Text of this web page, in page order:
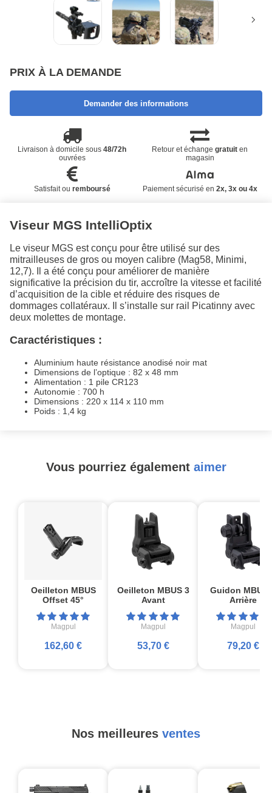
PRIX À LA DEMANDE
Demander des informations
Livraison à domicile sous48/72h
ouvrées
Retour et échangegratuit en
magasin
Satisfait ou remboursé Paiement sécurisé en 2x, 3x ou 4x
Viseur MGS IntelliOptix
Le viseur MGS est conçu pour être utilisé sur des
mitrailleuses de gros ou moyen calibre (Mag58, Minimi,
12,7). Il a été conçu pour améliorer de manière
significative la précision du tir, accroître la vitesse et facilité
d’acquisition de la cible et réduire des risques de
dommages collatéraux. Il s’installe sur rail Picatinny avec
deux molettes de montage.
Caractéristiques :
Aluminium haute résistance anodisé noir mat
Dimensions de l’optique : 82 x 48 mm
Alimentation : 1 pile CR123
Autonomie : 700 h
Dimensions : 220 x 114 x 110 mm
Poids : 1,4 kg
Vous pourriez également aimer
Oeilleton MBUS
Offset 45°
Magpul
162,60 €
Oeilleton MBUS 3
Avant
Magpul
53,70 €
Guidon MBUS
Arrière
Magpul
79,20 €
Nos meilleures ventes